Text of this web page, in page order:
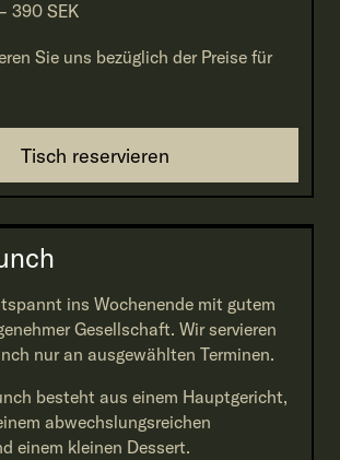
390 SEK
Sie uns bezüglich der Preise für
Tisch reservieren
ins Wochenende mit gutem
Gesellschaft. Wir servieren
nur an ausgewählten Terminen.
besteht aus einem Hauptgericht,
abwechslungsreichen
einem kleinen Dessert.